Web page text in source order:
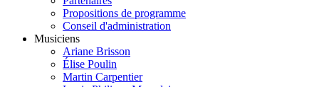
Propositions de programme
Conseil d'administration
Musiciens
Ariane Brisson
Élise Poulin
Martin Carpentier